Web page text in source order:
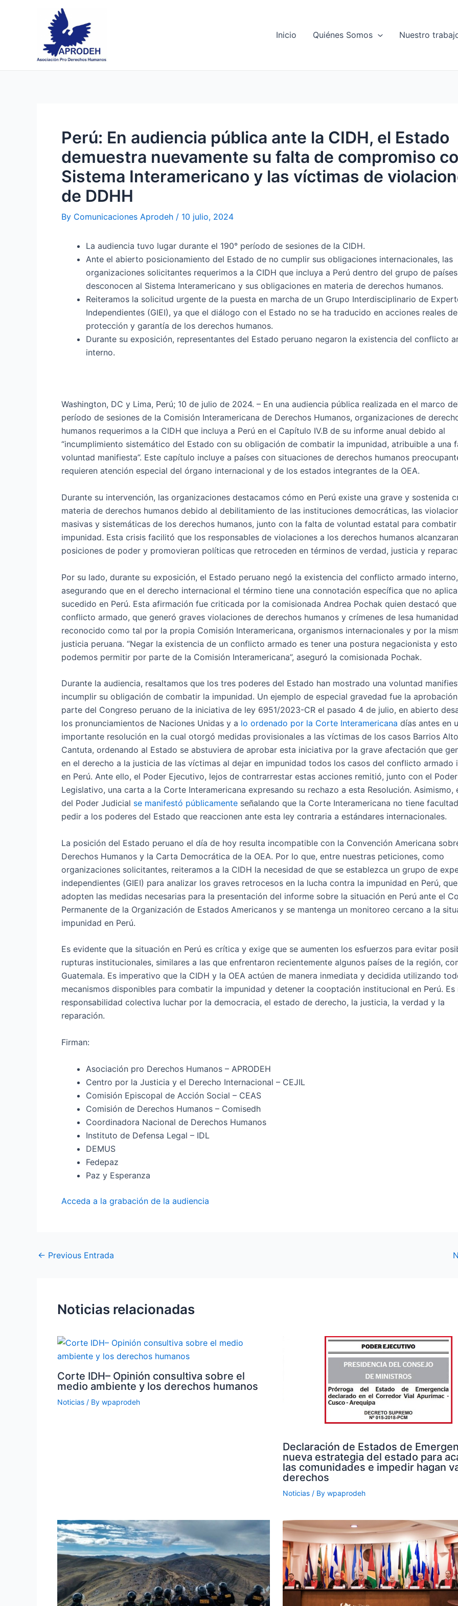
Inicio Quiénes Somos Nuestro
Perú: En audiencia pública ante la CIDH, el Estado
demuestra nuevamente su falta de compromiso
Sistema Interamericano y las víctimas de
de DDHH
By Comunicaciones Aprodeh / 10 julio, 2024
La audiencia tuvo lugar durante el 190° período de sesiones de la CIDH.
Ante el abierto posicionamiento del Estado de no cumplir sus obligaciones internacionales, las
organizaciones solicitantes requerimos a la CIDH que incluya a Perú dentro del grupo de
desconocen al Sistema Interamericano y sus obligaciones en materia de derechos humanos.
Reiteramos la solicitud urgente de la puesta en marcha de un Grupo Interdisciplinario de
Independientes (GIEI), ya que el diálogo con el Estado no se ha traducido en acciones reales de
protección y garantía de los derechos humanos.
Durante su exposición, representantes del Estado peruano negaron la existencia del conflicto
interno.
Washington, DC y Lima, Perú; 10 de julio de 2024. – En una audiencia pública realizada en el marco
período de sesiones de la Comisión Interamericana de Derechos Humanos, organizaciones de
humanos requerimos a la CIDH que incluya a Perú en el Capítulo IV.B de su informe anual debido al
“incumplimiento sistemático del Estado con su obligación de combatir la impunidad, atribuible a una
voluntad manifiesta”. Este capítulo incluye a países con situaciones de derechos humanos
requieren atención especial del órgano internacional y de los estados integrantes de la OEA.
Durante su intervención, las organizaciones destacamos cómo en Perú existe una grave y sostenida
materia de derechos humanos debido al debilitamiento de las instituciones democráticas, las
masivas y sistemáticas de los derechos humanos, junto con la falta de voluntad estatal para combatir
impunidad. Esta crisis facilitó que los responsables de violaciones a los derechos humanos alcanzaran
posiciones de poder y promovieran políticas que retroceden en términos de verdad, justicia y
Por su lado, durante su exposición, el Estado peruano negó la existencia del conflicto armado interno,
asegurando que en el derecho internacional el término tiene una connotación específica que no
sucedido en Perú. Esta afirmación fue criticada por la comisionada Andrea Pochak quien destacó que
conflicto armado, que generó graves violaciones de derechos humanos y crímenes de lesa
reconocido como tal por la propia Comisión Interamericana, organismos internacionales y por la
justicia peruana. “Negar la existencia de un conflicto armado es tener una postura negacionista y
podemos permitir por parte de la Comisión Interamericana”, aseguró la comisionada Pochak.
Durante la audiencia, resaltamos que los tres poderes del Estado han mostrado una voluntad
incumplir su obligación de combatir la impunidad. Un ejemplo de especial gravedad fue la
parte del Congreso peruano de la iniciativa de ley 6951/2023-CR el pasado 4 de julio, en abierto
los pronunciamientos de Naciones Unidas y a lo ordenado por la Corte Interamericana días antes en
importante resolución en la cual otorgó medidas provisionales a las víctimas de los casos Barrios
Cantuta, ordenando al Estado se abstuviera de aprobar esta iniciativa por la grave afectación que
en el derecho a la justicia de las víctimas al dejar en impunidad todos los casos del conflicto armado
en Perú. Ante ello, el Poder Ejecutivo, lejos de contrarrestar estas acciones remitió, junto con el Poder
Legislativo, una carta a la Corte Interamericana expresando su rechazo a esta Resolución. Asimismo,
del Poder Judicial se manifestó públicamente señalando que la Corte Interamericana no tiene
pedir a los poderes del Estado que reaccionen ante esta ley contraria a estándares internacionales.
La posición del Estado peruano el día de hoy resulta incompatible con la Convención Americana
Derechos Humanos y la Carta Democrática de la OEA. Por lo que, entre nuestras peticiones, como
organizaciones solicitantes, reiteramos a la CIDH la necesidad de que se establezca un grupo de
independientes (GIEI) para analizar los graves retrocesos en la lucha contra la impunidad en Perú,
adopten las medidas necesarias para la presentación del informe sobre la situación en Perú ante el
Permanente de la Organización de Estados Americanos y se mantenga un monitoreo cercano a la
impunidad en Perú.
Es evidente que la situación en Perú es crítica y exige que se aumenten los esfuerzos para evitar
rupturas institucionales, similares a las que enfrentaron recientemente algunos países de la región,
Guatemala. Es imperativo que la CIDH y la OEA actúen de manera inmediata y decidida utilizando
mecanismos disponibles para combatir la impunidad y detener la cooptación institucional en Perú. Es
responsabilidad colectiva luchar por la democracia, el estado de derecho, la justicia, la verdad y la
reparación.
Firman:
Asociación pro Derechos Humanos – APRODEH
Centro por la Justicia y el Derecho Internacional – CEJIL
Comisión Episcopal de Acción Social – CEAS
Comisión de Derechos Humanos – Comisedh
Coordinadora Nacional de Derechos Humanos
Instituto de Defensa Legal – IDL
DEMUS
Fedepaz
Paz y Esperanza
Acceda a la grabación de la audiencia
navigation
← Previous Entrada
Noticias relacionadas
Corte IDH– Opinión consultiva sobre el
medio ambiente y los derechos humanos
Noticias / By wpaprodeh
Declaración de Estados de
nueva estrategia del estado para
las comunidades e impedir hagan
derechos
Noticias/ By wpaprodeh